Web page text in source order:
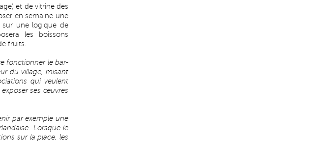
et de vitrine des
en semaine une
sur une logique de
les boissons
fruits.
fonctionner le bar-
du village, misant
qui veulent
ses œuvres
par exemple une
Lorsque le
sur la place, les